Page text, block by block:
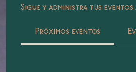
Sigue y administra tus eventos
Próximos eventos